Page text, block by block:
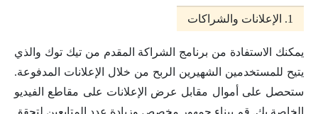
1. الإعلانات والشراكات
يمكنك الاستفادة من برنامج الشراكة المقدم من تيك توك والذي
يتيح للمستخدمين الشهيرين الربح من خلال الإعلانات المدفوعة.
ستحصل على أموال مقابل عرض الإعلانات على مقاطع الفيديو
الخاصة بك. قم ببناء جمهور مخصص وزيادة عدد المتابعين لتحقق